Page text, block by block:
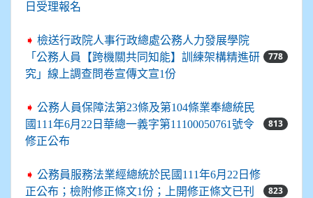
日受理報名
➧ 檢送行政院人事行政總處公務人力發展學院
「公務人員【跨機關共同知能】訓練架構精進研
究」線上調查問卷宣傳文宣1份
778
➧ 公務人員保障法第23條及第104條業奉總統民
國111年6月22日華總一義字第11100050761號令
修正公布
813
➧ 公務員服務法業經總統於民國111年6月22日修
正公布；檢附修正條文1份；上開修正條文已刊
823